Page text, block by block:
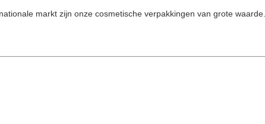
markt zijn onze cosmetische verpakkingen van grote waarde.